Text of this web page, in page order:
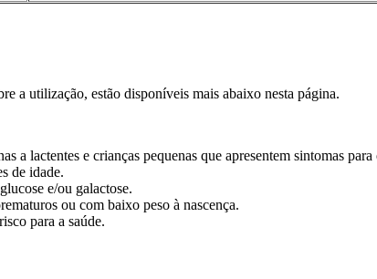
a utilização, estão disponíveis mais abaixo nesta página.
a lactentes e crianças pequenas que apresentem sintomas
de idade.
e/ou galactose.
ou com baixo peso à nascença.
para a saúde.